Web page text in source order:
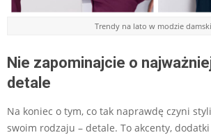
Trendy na lato w modzie
Nie zapominajcie o
detale
Na koniec o tym, co tak naprawdę czyni
swoim rodzaju – detale. To akcenty,